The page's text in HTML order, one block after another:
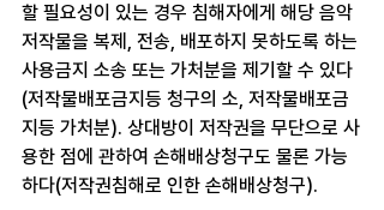
할 필요성이 있는 경우 침해자에게 해당 음악
저작물을 복제, 전송, 배포하지 못하도록 하는
사용금지 소송 또는 가처분을 제기할 수 있다
(저작물배포금지등 청구의 소, 저작물배포금
지등 가처분). 상대방이 저작권을 무단으로 사
용한 점에 관하여 손해배상청구도 물론 가능
하다(저작권침해로 인한 손해배상청구).